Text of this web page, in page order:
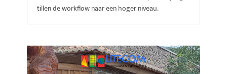
tillen de workflow naar een hoger niveau.